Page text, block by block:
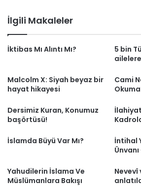
İlgili Makaleler
İktibas Mı Alıntı Mı?
5 bin
Malcolm X: Siyah beyaz bir
hayat hikayesi
Cami
Dersimiz Kuran, Konumuz
başörtüsü!
İslamda Büyü Var Mı?
İntihal
Ünvanı
Yahudilerin İslama Ve
Müslümanlara Bakışı
Nevevî